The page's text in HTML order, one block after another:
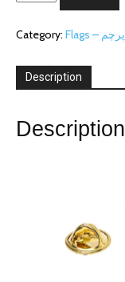
map
پرچم
ایران
روی
Category: Flags – پرچم
Description
Description